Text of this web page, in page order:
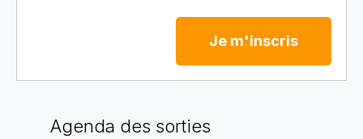
Je m'inscris
Agenda des sorties